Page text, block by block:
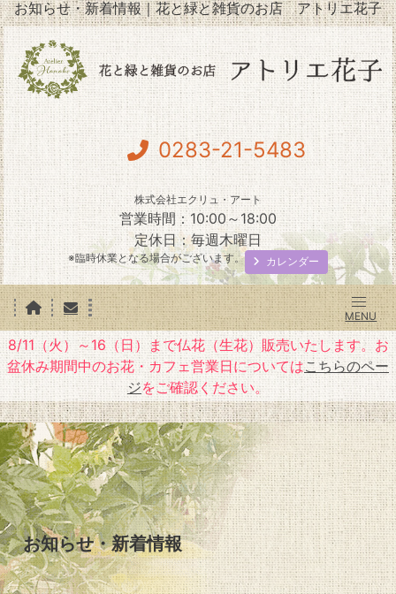
お知らせ・新着情報｜花と緑と雑貨のお店 アトリエ花子
0283-21-5483
株式会社エクリュ・アート
営業時間：10:00～18:00
定休日：毎週木曜日
※臨時休業となる場合がございます。 カレンダー
8/11（火）～16（日）まで仏花（生花）販売いたします。お
盆休み期間中のお花・カフェ営業日についてはこちらのペー
ジをご確認ください。
お知らせ・新着情報